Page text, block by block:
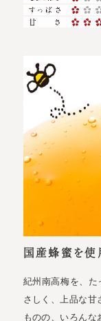
国産蜂蜜を使
紀州南高梅を、
さしく、上品な
ものの、いろん